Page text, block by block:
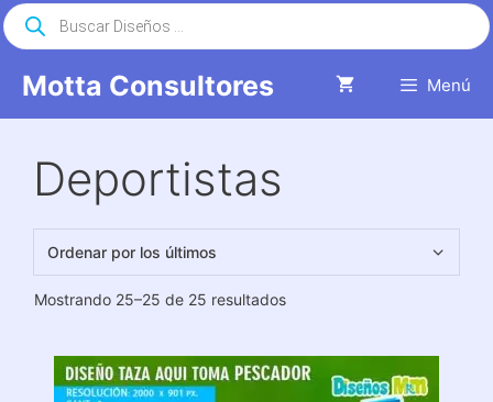
Saltar
al
Motta Consultores Menú
Búsqueda
de
productos
Deportistas
Mostrando 25–25 de 25 resultadosOrdenado
últimos